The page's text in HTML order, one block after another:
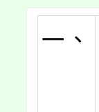
一、